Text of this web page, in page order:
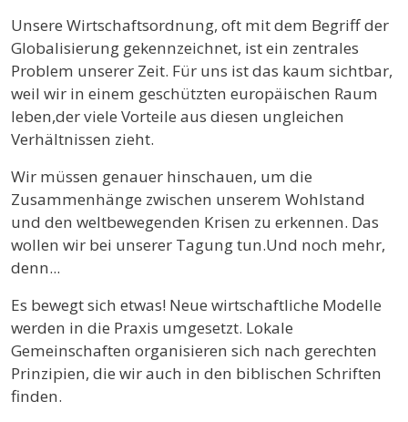
Unsere Wirtschaftsordnung, oft mit dem Begriff der
Globalisierung gekennzeichnet, ist ein zentrales
Problem unserer Zeit. Für uns ist das kaum sichtbar,
weil wir in einem geschützten europäischen Raum
leben,der viele Vorteile aus diesen ungleichen
Verhältnissen zieht.
Wir müssen genauer hinschauen, um die
Zusammenhänge zwischen unserem Wohlstand
und den weltbewegenden Krisen zu erkennen. Das
wollen wir bei unserer Tagung tun.Und noch mehr,
denn...
Es bewegt sich etwas! Neue wirtschaftliche Modelle
werden in die Praxis umgesetzt. Lokale
Gemeinschaften organisieren sich nach gerechten
Prinzipien, die wir auch in den biblischen Schriften
finden.